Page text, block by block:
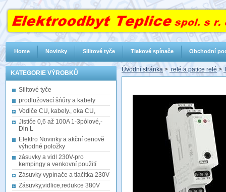
KATEGORIE VÝROBKŮ
Silitové tyče
prodlužovací šńůry a kabely
Vodiče CU, kabely., oka CU,
Jističe 0,6 až 100A 1-3pólové,-
Din L
Elektro Novinky a akční cenově
výhodné položky
zásuvky a vidl 230V-pro
kempingy a venkovní použití
Zásuvky vypínače a tlačítka 230V
Zásuvky,vidlice,redukce 380V
Úvodní stránka > relé a patice relé >
Home Novinky Silitové tyče Tlakové spínače Obchodní